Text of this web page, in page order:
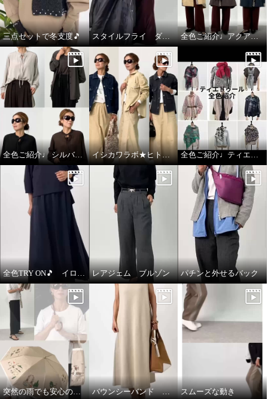
三点セットで冬支度🎵 スタイルフライ ダウンコート 全色ご紹介♩アクアスキュータム
全色ご紹介♩ シルバーミントシュガー アンサンブル イシカワラボ★ヒトミ ジャケット全色ご紹介♩
レアジェム ブルゾン パチンと外せるバック
突然の雨でも安心の晴雨兼用傘♩ バウンシーバンド ワンピース スムーズな動き